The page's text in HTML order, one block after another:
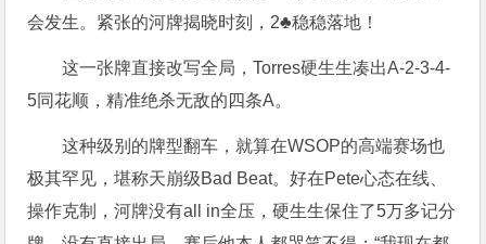
会发生。紧张的河牌揭晓时刻，2♣稳稳落地！
这一张牌直接改写全局，Torres硬生生凑出A-2-3-4-
5同花顺，精准绝杀无敌的四条A。
这种级别的牌型翻车，就算在WSOP的高端赛场也
极其罕见，堪称天崩级Bad Beat。好在Pete心态在线、
操作克制，河牌没有all in全压，硬生生保住了5万多记分